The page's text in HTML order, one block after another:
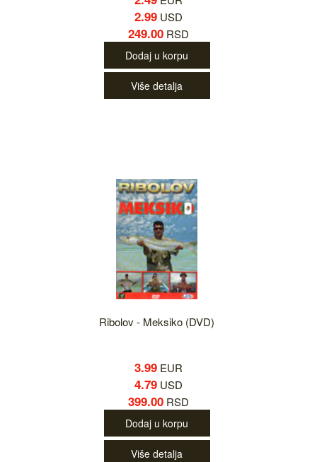
2.99 USD
249.00 RSD
Dodaj u korpu
Više detalja
Ribolov - Meksiko (DVD)
3.99 EUR
4.79 USD
399.00 RSD
Dodaj u korpu
Više detalja